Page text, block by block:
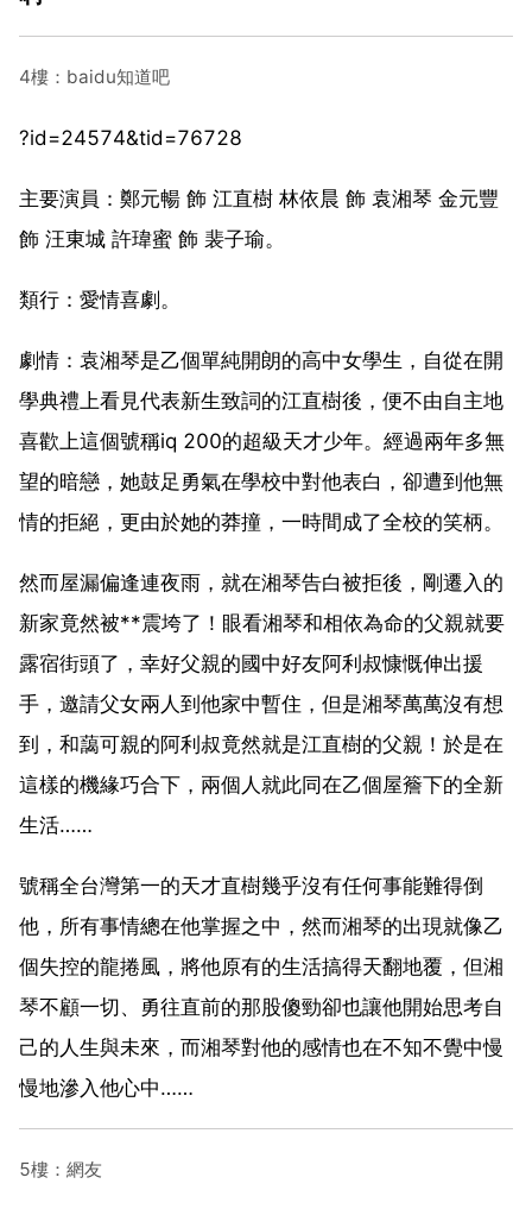
4樓：baidu知道吧
?id=24574&tid=76728
主要演員：鄭元暢 飾 江直樹 林依晨 飾 袁湘琴 金元豐
飾 汪東城 許瑋蜜 飾 裴子瑜。
類行：愛情喜劇。
劇情：袁湘琴是乙個單純開朗的高中女學生，自從在開
學典禮上看見代表新生致詞的江直樹後，便不由自主地
喜歡上這個號稱iq 200的超級天才少年。經過兩年多無
望的暗戀，她鼓足勇氣在學校中對他表白，卻遭到他無
情的拒絕，更由於她的莽撞，一時間成了全校的笑柄。
然而屋漏偏逢連夜雨，就在湘琴告白被拒後，剛遷入的
新家竟然被**震垮了！眼看湘琴和相依為命的父親就要
露宿街頭了，幸好父親的國中好友阿利叔慷慨伸出援
手，邀請父女兩人到他家中暫住，但是湘琴萬萬沒有想
到，和藹可親的阿利叔竟然就是江直樹的父親！於是在
這樣的機緣巧合下，兩個人就此同在乙個屋簷下的全新
生活……
號稱全台灣第一的天才直樹幾乎沒有任何事能難得倒
他，所有事情總在他掌握之中，然而湘琴的出現就像乙
個失控的龍捲風，將他原有的生活搞得天翻地覆，但湘
琴不顧一切、勇往直前的那股傻勁卻也讓他開始思考自
己的人生與未來，而湘琴對他的感情也在不知不覺中慢
慢地滲入他心中……
5樓：網友